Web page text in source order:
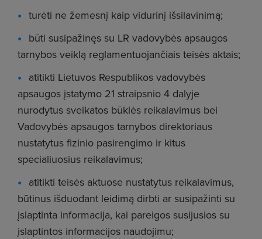
turėti ne žemesnį kaip vidurinį išsilavinimą;
būti susipažinęs su LR vadovybės apsaugos
tarnybos veiklą reglamentuojančiais teisės aktais;
atitikti Lietuvos Respublikos vadovybės
apsaugos įstatymo 21 straipsnio 4 dalyje
nurodytus sveikatos būklės reikalavimus bei
Vadovybės apsaugos tarnybos direktoriaus
nustatytus fizinio pasirengimo ir kitus
specialiuosius reikalavimus;
atitikti teisės aktuose nustatytus reikalavimus,
būtinus išduodant leidimą dirbti ar susipažinti su
įslaptinta informacija, kai pareigos susijusios su
įslaptintos informacijos naudojimu;